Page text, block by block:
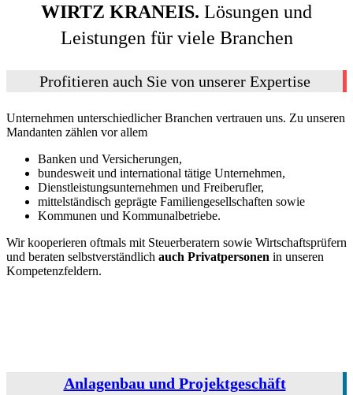
WIRTZ KRANEIS. Lösungen und
Leistungen für viele Branchen
Profitieren auch Sie von unserer Expertise
Unternehmen unterschiedlicher Branchen vertrauen uns. Zu unseren
Mandanten zählen vor allem
Banken und Versicherungen,
bundesweit und international tätige Unternehmen,
Dienstleistungsunternehmen und Freiberufler,
mittelständisch geprägte Familiengesellschaften sowie
Kommunen und Kommunalbetriebe.
Wir kooperieren oftmals mit Steuerberatern sowie Wirtschaftsprüfern
und beraten selbstverständlich auch Privatpersonen in unseren
Kompetenzfeldern.
Anlagenbau und Projektgeschäft